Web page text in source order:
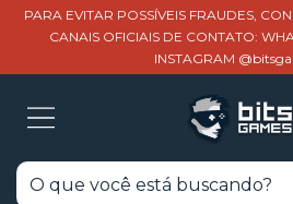
PARA EVITAR POSSÍVEIS FRAUDES,
CANAIS OFICIAIS DE CONTATO:
INSTAGRAM